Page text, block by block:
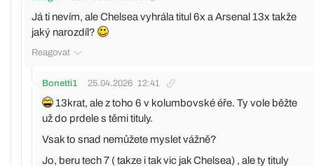
Já ti nevím, ale Chelsea vyhrála titul 6x a Arsenal 13x takže
jaký narozdíl?
Reagovat
Bonetti1 25.04.2026 12:41
13krat, ale z toho 6 v kolumbovské éře. Ty vole běžte
už do prdele s těmi tituly.
Vsak to snad nemůžete myslet vážně?
Jo, beru tech 7 ( takze i tak vic jak Chelsea) , ale ty tituly